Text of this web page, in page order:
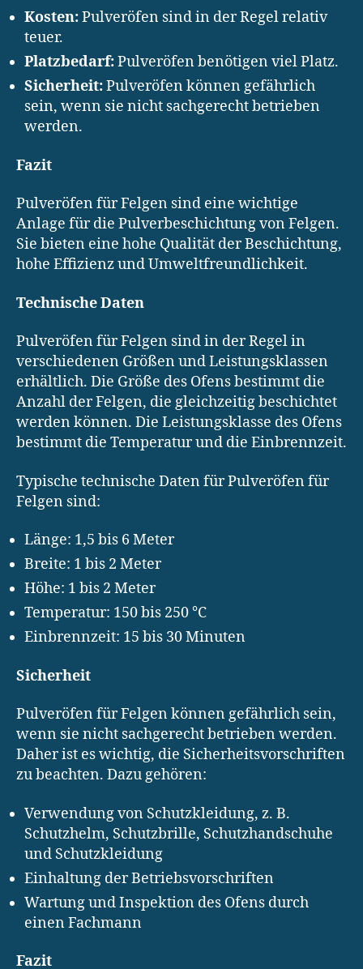
Kosten:Pulveröfen sind in der Regel relativ
teuer.
Platzbedarf:Pulveröfen benötigen viel Platz.
Sicherheit:Pulveröfen können gefährlich
sein, wenn sie nicht sachgerecht betrieben
werden.
Fazit
Pulveröfen für Felgen sind eine wichtige
Anlage für die Pulverbeschichtung von Felgen.
Sie bieten eine hohe Qualität der Beschichtung,
hohe Effizienz und Umweltfreundlichkeit.
Technische Daten
Pulveröfen für Felgen sind in der Regel in
verschiedenen Größen und Leistungsklassen
erhältlich. Die Größe des Ofens bestimmt die
Anzahl der Felgen, die gleichzeitig beschichtet
werden können. Die Leistungsklasse des Ofens
bestimmt die Temperatur und die Einbrennzeit.
Typische technische Daten für Pulveröfen für
Felgen sind:
Länge: 1,5 bis 6 Meter
Breite: 1 bis 2 Meter
Höhe: 1 bis 2 Meter
Temperatur: 150 bis 250 °C
Einbrennzeit: 15 bis 30 Minuten
Sicherheit
Pulveröfen für Felgen können gefährlich sein,
wenn sie nicht sachgerecht betrieben werden.
Daher ist es wichtig, die Sicherheitsvorschriften
zu beachten. Dazu gehören:
Verwendung von Schutzkleidung, z. B.
Schutzhelm, Schutzbrille, Schutzhandschuhe
und Schutzkleidung
Einhaltung der Betriebsvorschriften
Wartung und Inspektion des Ofens durch
einen Fachmann
Fazit